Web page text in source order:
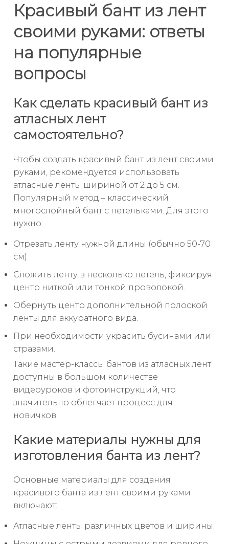
Красивый бант из лент
своими руками: ответы
на популярные
вопросы
Как сделать красивый бант из
атласных лент
самостоятельно?
Чтобы создать красивый бант из лент своими
руками, рекомендуется использовать
атласные ленты шириной от 2 до 5 см.
Популярный метод – классический
многослойный бант с петельками. Для этого
нужно:
Отрезать ленту нужной длины (обычно 50-70
см).
Сложить ленту в несколько петель, фиксируя
центр ниткой или тонкой проволокой.
Обернуть центр дополнительной полоской
ленты для аккуратного вида.
При необходимости украсить бусинами или
стразами.
Такие мастер-классы бантов из атласных лент
доступны в большом количестве
видеоуроков и фотоинструкций, что
значительно облегчает процесс для
новичков.
Какие материалы нужны для
изготовления банта из лент?
Основные материалы для создания
красивого банта из лент своими руками
включают:
Атласные ленты различных цветов и ширины.